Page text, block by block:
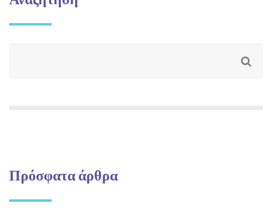
Πρόσφατα άρθρα